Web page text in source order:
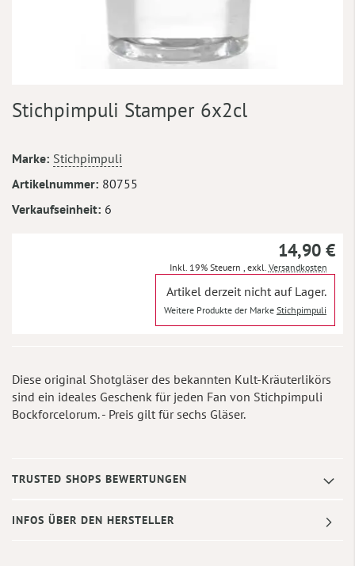
Anfang
springen
Stichpimpuli Stamper 6x2cl
Mehr
Informationen
Marke Stichpimpuli
Artikelnummer 80755
Verkaufseinheit 6
14,90 €
Inkl. 19% Steuern exkl. Versandkosten
Artikel derzeit nicht auf Lager.
Weitere Produkte der Marke Stichpimpuli
Diese original Shotgläser des bekannten Kult-Kräuterlikörs
sind ein ideales Geschenk für jeden Fan von Stichpimpuli
Bockforcelorum. - Preis gilt für sechs Gläser.
TRUSTED SHOPS BEWERTUNGEN
INFOS ÜBER DEN HERSTELLER